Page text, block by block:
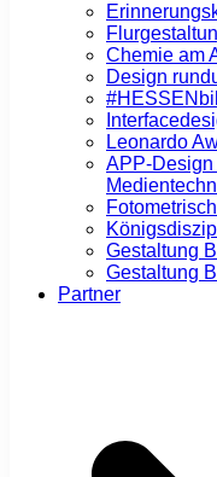
Chemie am
Design
Leonardo
APP-Design
Gestaltung
Gestaltung
Partner